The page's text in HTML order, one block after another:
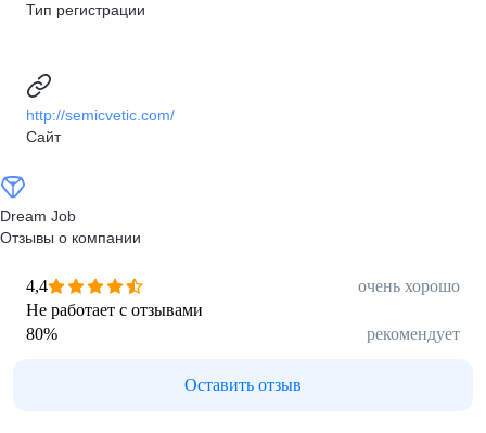
Тип регистрации
http://semicvetic.com/
Сайт
Dream Job
Отзывы о компании
4,4
очень хорошо
Не работает с отзывами
80% рекомендует
Оставить отзыв